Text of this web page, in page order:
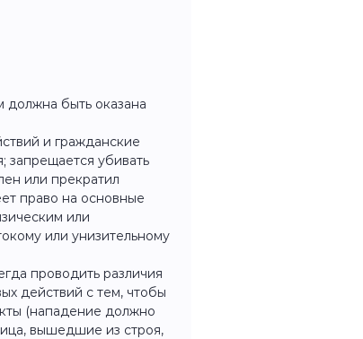
должна быть оказана
и гражданские
убивать
или прекратил
право на основные
или
или унизительному
проводить различия
действий с тем, чтобы
(нападение должно
вышедшие из строя,